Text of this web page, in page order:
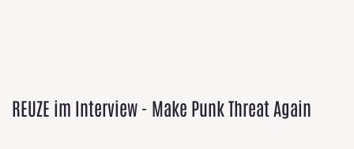
REUZE im Interview - Make Punk Threat Again